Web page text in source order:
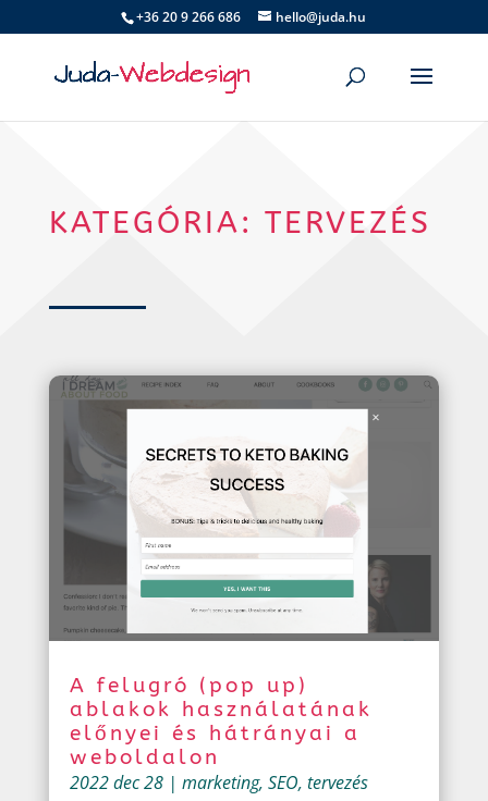
+36 20 9 266 686 hello@juda.hu
KATEGÓRIA: TERVEZÉS
A felugró (pop up)
ablakok használatának
előnyei és hátrányai a
weboldalon
2022 dec 28| marketing, SEO, tervezés